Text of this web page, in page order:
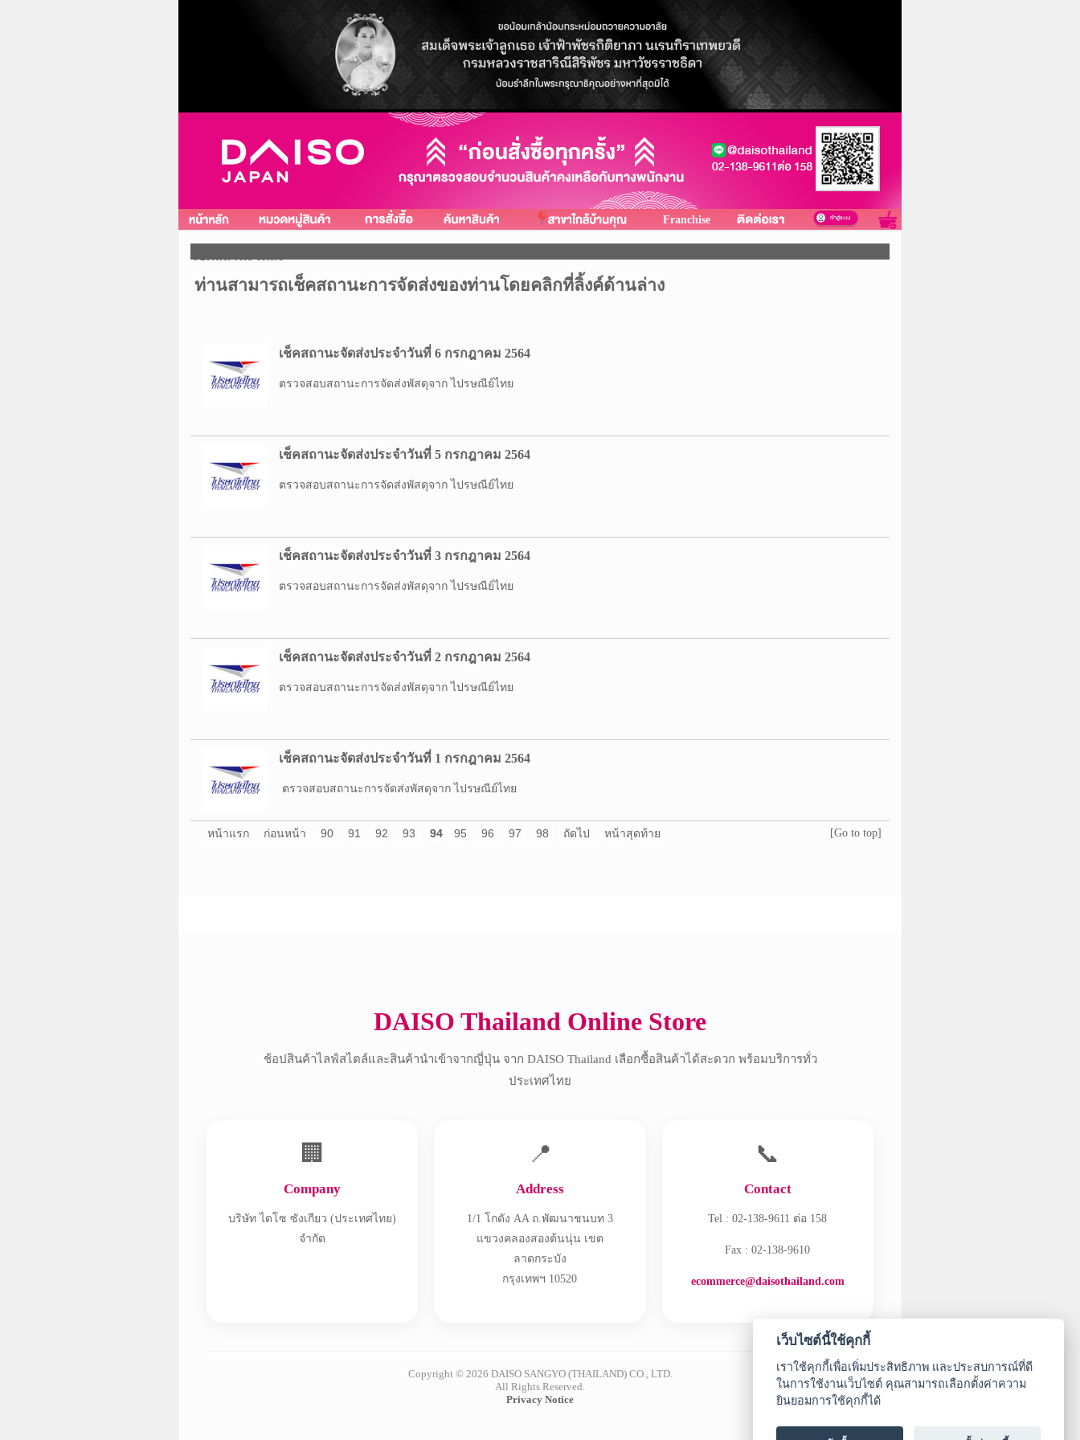
Franchise
ท่านสามารถเช็คสถานะการจัดส่งของท่านโดยคลิกที่ลิ้งค์ด้านล่าง
เช็คสถานะจัดส่งประจำวันที่ 6 กรกฎาคม 2564
ตรวจสอบสถานะการจัดส่งพัสดุจาก ไปรษณีย์ไทย
เช็คสถานะจัดส่งประจำวันที่ 5 กรกฎาคม 2564
ตรวจสอบสถานะการจัดส่งพัสดุจาก ไปรษณีย์ไทย
เช็คสถานะจัดส่งประจำวันที่ 3 กรกฎาคม 2564
ตรวจสอบสถานะการจัดส่งพัสดุจาก ไปรษณีย์ไทย
เช็คสถานะจัดส่งประจำวันที่ 2 กรกฎาคม 2564
ตรวจสอบสถานะการจัดส่งพัสดุจาก ไปรษณีย์ไทย
เช็คสถานะจัดส่งประจำวันที่ 1 กรกฎาคม 2564
ตรวจสอบสถานะการจัดส่งพัสดุจาก ไปรษณีย์ไทย
หน้าแรก ก่อนหน้า 90 91 92 93 94 95 96 97 98 ถัดไป หน้าสุดท้าย [Go to top]
DAISO Thailand Online Store
ช้อปสินค้าไลฟ์สไตล์และสินค้านำเข้าจากญี่ปุ่น จาก DAISO Thailand เลือกซื้อสินค้าได้สะดวก พร้อมบริการทั่ว
ประเทศไทย
🏢
Company
บริษัท ไดโซ ซังเกียว (ประเทศไทย)
จำกัด
📍
Address
1/1 โกดัง AA ถ.พัฒนาชนบท 3
แขวงคลองสองต้นนุ่น เขต
ลาดกระบัง
กรุงเทพฯ 10520
📞
Contact
Tel : 02-138-9611 ต่อ 158
Fax : 02-138-9610
ecommerce@daisothailand.com
Copyright © 2026 DAISO SANGYO (THAILAND) CO., LTD.
All Rights Reserved.
Privacy Notice
เว็บไซต์นี้ใช้คุกกี้
เราใช้คุกกี้เพื่อเพิ่มประสิทธิภาพ และประสบการณ์ที่ดี
ในการใช้งานเว็บไซต์ คุณสามารถเลือกตั้งค่าความ
ยินยอมการใช้คุกกี้ได้